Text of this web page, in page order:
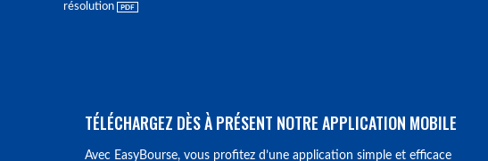
résolution
TÉLÉCHARGEZ DÈS À PRÉSENT NOTRE APPLICATION MOBILE
Avec EasyBourse, vous profitez d’une application simple et efficace